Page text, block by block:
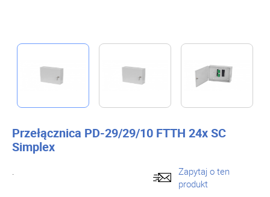
Przełącznica PD-29/29/10 FTTH 24x SC
Simplex
.
Zapytaj o ten
produkt